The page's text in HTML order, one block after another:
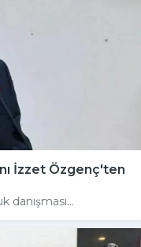
İzzet Özgenç'ten
danışması...